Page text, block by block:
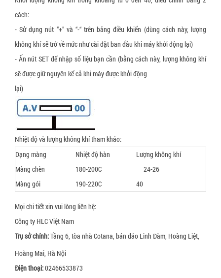
cách:
- Sử dụng nút “+” và “-“ trên bảng điều khiển (dùng cách này, lượng
không khí sẽ trở về mức như cài đặt ban đầu khi máy khởi động lại)
- Ấn nút SET để nhập số liệu bạn cần (bằng cách này, lượng không khí
sẽ được giữ nguyên kể cả khi máy được khởi động
lại)
Nhiệt độ và lượng không khí tham khảo:
Dạng màng
Nhiệt độ hàn
Lượng không khí
Màng chèn
180-200C
24-26
Màng gói
190-220C 40
Mọi chi tiết xin vui lòng liên hệ:
Công ty HLC Việt Nam
Trụ sở chính:Tầng 6, tòa nhà Cotana, bán đảo Linh Đàm, Hoàng Liệt,
Hoàng Mai, Hà Nội
Điện thoại:02466533873